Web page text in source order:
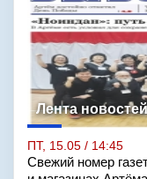
Лента новостей
ПТ, 15.05 / 14:45
Свежий номер